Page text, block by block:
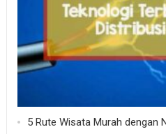
5 Rute Wisata Murah dengan